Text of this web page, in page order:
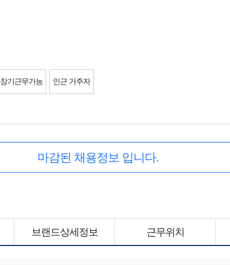
장기근무가능 인근 거주자
마감된 채용정보 입니다.
브랜드상세정보 근무위치